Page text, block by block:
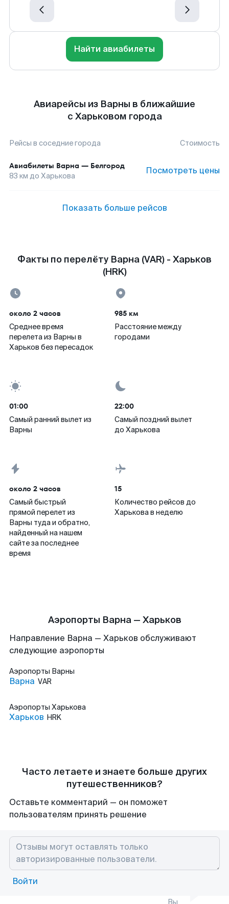
Найти авиабилеты
Авиарейсы из Варны в ближайшие
с Харьковом города
Рейсы в соседние города Стоимость
Авиабилеты Варна — Белгород
83 км до Харькова Посмотреть цены
Показать больше рейсов
Факты по перелёту Варна (VAR) - Харьков
(HRK)
около 2 часов
Среднее время
перелета из Варны в
Харьков без пересадок
985 км
Расстояние между
городами
01:00
Самый ранний вылет из
Варны
22:00
Самый поздний вылет
до Харькова
около 2 часов
Самый быстрый
прямой перелет из
Варны туда и обратно,
найденный на нашем
сайте за последнее
время
15
Количество рейсов до
Харькова в неделю
Аэропорты Варна — Харьков
Направление Варна — Харьков обслуживают
следующие аэропорты
Аэропорты Варны
Варна VAR
Аэропорты Харькова
Харьков HRK
Часто летаете и знаете больше других
путешественников?
Оставьте комментарий — он поможет
пользователям принять решение
Войти
Вы